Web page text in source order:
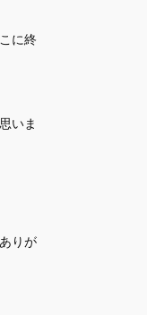
に終
いま
りが